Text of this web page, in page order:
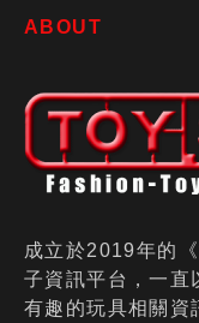
ABOUT
成立於2019年的
子資訊平台，一直
有趣的玩具相關資